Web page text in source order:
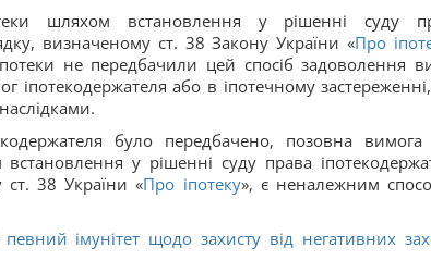
шляхом встановлення у рішенні суду
визначеному ст. 38 Закону України «Про
не передбачили цей спосіб задоволення
іпотекодержателя або в іпотечному
було передбачено, позовна
у рішенні суду права
38 України «Про іпотеку», є неналежним
імунітет щодо захисту від негативних